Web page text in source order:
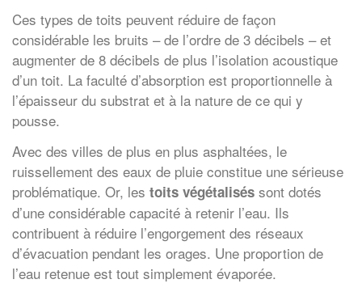
Ces types de toits peuvent réduire de façon
considérable les bruits – de l’ordre de 3 décibels – et
augmenter de 8 décibels de plus l’isolation acoustique
d’un toit. La faculté d’absorption est proportionnelle à
l’épaisseur du substrat et à la nature de ce qui y
pousse.
Avec des villes de plus en plus asphaltées, le
ruissellement des eaux de pluie constitue une sérieuse
problématique. Or, les toits végétalisés sont dotés
d’une considérable capacité à retenir l’eau. Ils
contribuent à réduire l’engorgement des réseaux
d’évacuation pendant les orages. Une proportion de
l’eau retenue est tout simplement évaporée.